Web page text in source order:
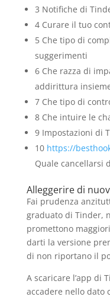
3 Notifiche di
4 Curare il tuo
5 Che tipo di
suggerimenti
6 Che razza di
addirittura
7 Che tipo di
8 Che intuire le
9 Impostazioni di
10 https://
Quale cancellarsi
Alleggerire di
Fai prudenza
graduato di Tinder,
promettono
darti la versione
di non riportano il
A scaricare l’app di
accadere nello dato